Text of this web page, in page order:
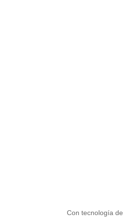
Con tecnología de